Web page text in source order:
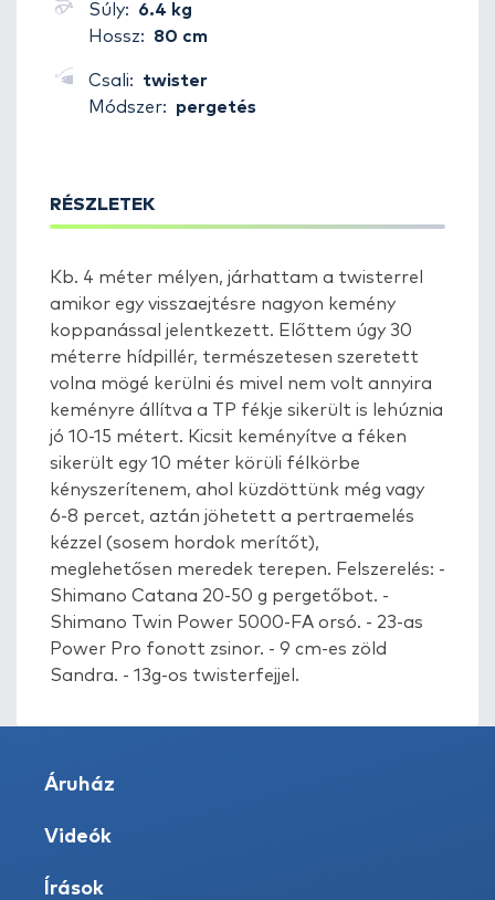
Súly:
6.4 kg
Hossz:
80 cm
Csali:
twister
Módszer:
pergetés
RÉSZLETEK
Kb. 4 méter mélyen, járhattam a twisterrel
amikor egy visszaejtésre nagyon kemény
koppanással jelentkezett. Előttem úgy 30
méterre hídpillér, természetesen szeretett
volna mögé kerülni és mivel nem volt annyira
keményre állítva a TP fékje sikerült is lehúznia
jó 10-15 métert. Kicsit keményítve a féken
sikerült egy 10 méter körüli félkörbe
kényszerítenem, ahol küzdöttünk még vagy
6-8 percet, aztán jöhetett a pertraemelés
kézzel (sosem hordok merítőt),
meglehetősen meredek terepen. Felszerelés: -
Shimano Catana 20-50 g pergetőbot. -
Shimano Twin Power 5000-FA orsó. - 23-as
Power Pro fonott zsinor. - 9 cm-es zöld
Sandra. - 13g-os twisterfejjel.
Áruház
Videók
Írások